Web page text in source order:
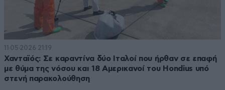
11·05·2026 21:19
Χανταϊός: Σε καραντίνα δύο Ιταλοί που ήρθαν σε επαφή
με θύμα της νόσου και 18 Αμερικανοί του Hondius υπό
στενή παρακολούθηση